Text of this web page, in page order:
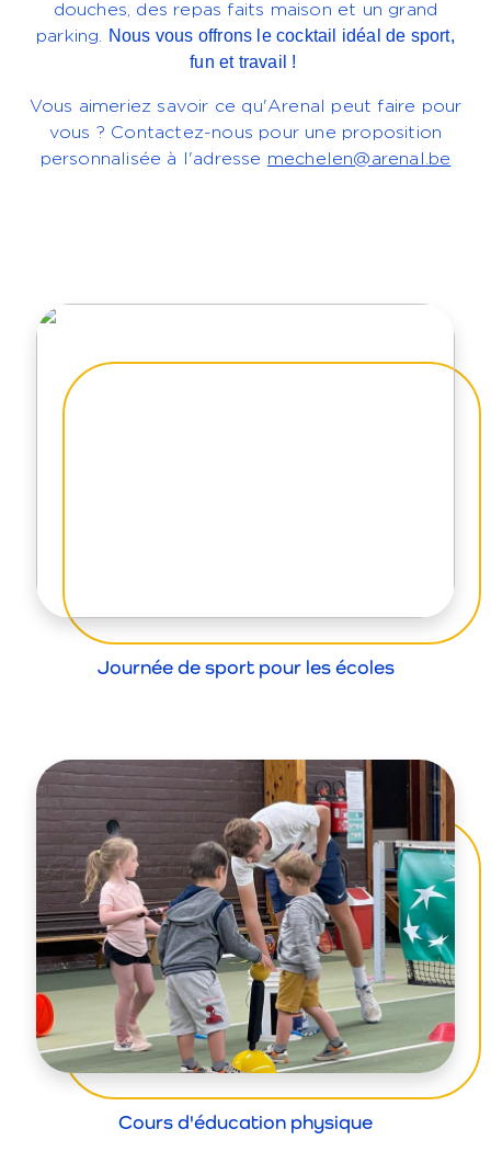
douches, des repas faits maison et un grand
parking.
Nous vous offrons le cocktail idéal de sport,
fun et travail !
Vous aimeriez savoir ce qu'Arenal peut faire pour
vous ? Contactez-nous pour une proposition
personnalisée à l'adresse mechelen@arenal.be
Journée de sport pour les écoles
Cours d'éducation physique